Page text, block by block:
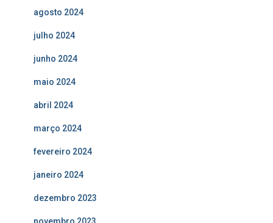
agosto 2024
julho 2024
junho 2024
maio 2024
abril 2024
março 2024
fevereiro 2024
janeiro 2024
dezembro 2023